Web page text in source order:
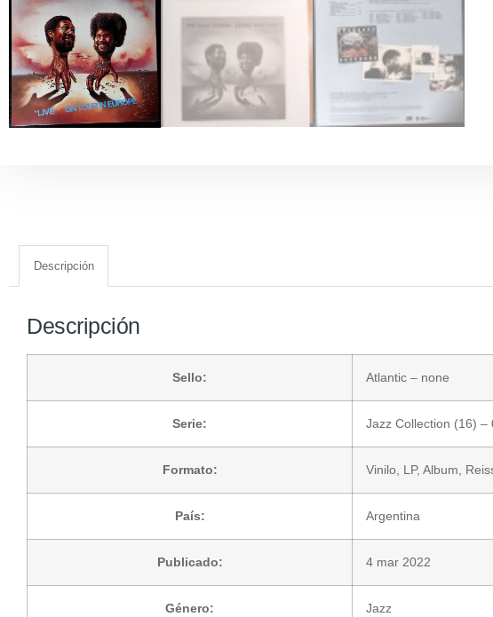
Descripción
Descripción
Sello: Atlantic – none
Serie: Jazz Collection (16) –
Formato: Vinilo , LP, Album,
País: Argentina
Publicado: 4 mar 2022
Género: Jazz